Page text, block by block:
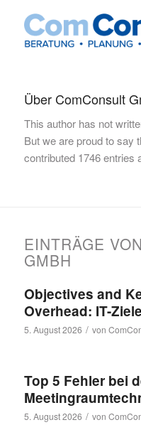
Über ComConsult
This author has not
But we are proud to say
contributed 1746 entries
EINTRÄGE
GMBH
Objectives and
Overhead: IT-
5. August 2026 / von
Top 5 Fehler bei
5. August 2026 / von